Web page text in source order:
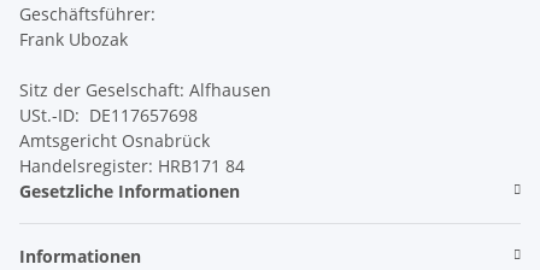
Geschäftsführer:
Frank Ubozak
Sitz der Geselschaft: Alfhausen
USt.-ID: DE117657698
Amtsgericht Osnabrück
Handelsregister: HRB171 84
Gesetzliche Informationen
Informationen